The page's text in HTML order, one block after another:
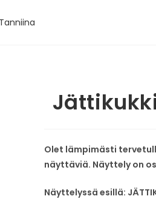
Olet lämpimästi
näyttäviä. Näyttely on
Näyttelyssä esillä: